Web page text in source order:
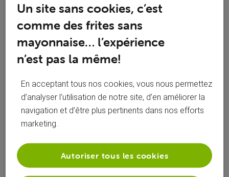
insérés.​ ​Je n'ai rien touché.... La carte est toujours bien e
Oui j'ai essayé avec le technicien en ligne qui
a même pris le contrôle de ma caméra pour
suivre en même temps
Amandine2207 a commenté sur la publication de
Amandine2207
Chaines cryptées avec carte TV
​J'ai une télé Sony avec carte numérique.... Tout fonctionnait
Un site sans cookies, c’est
comme des frites sans
mayonnaise… l’expérience
n’est pas la même!
En acceptant tous nos cookies, vous nous permettez
d’analyser l’utilisation de notre site, d’en améliorer la
navigation et d’être plus pertinents dans nos efforts
marketing.
Autoriser tous les cookies